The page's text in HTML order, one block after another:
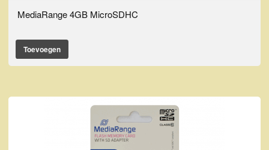
MediaRange 4GB MicroSDHC
Toevoegen